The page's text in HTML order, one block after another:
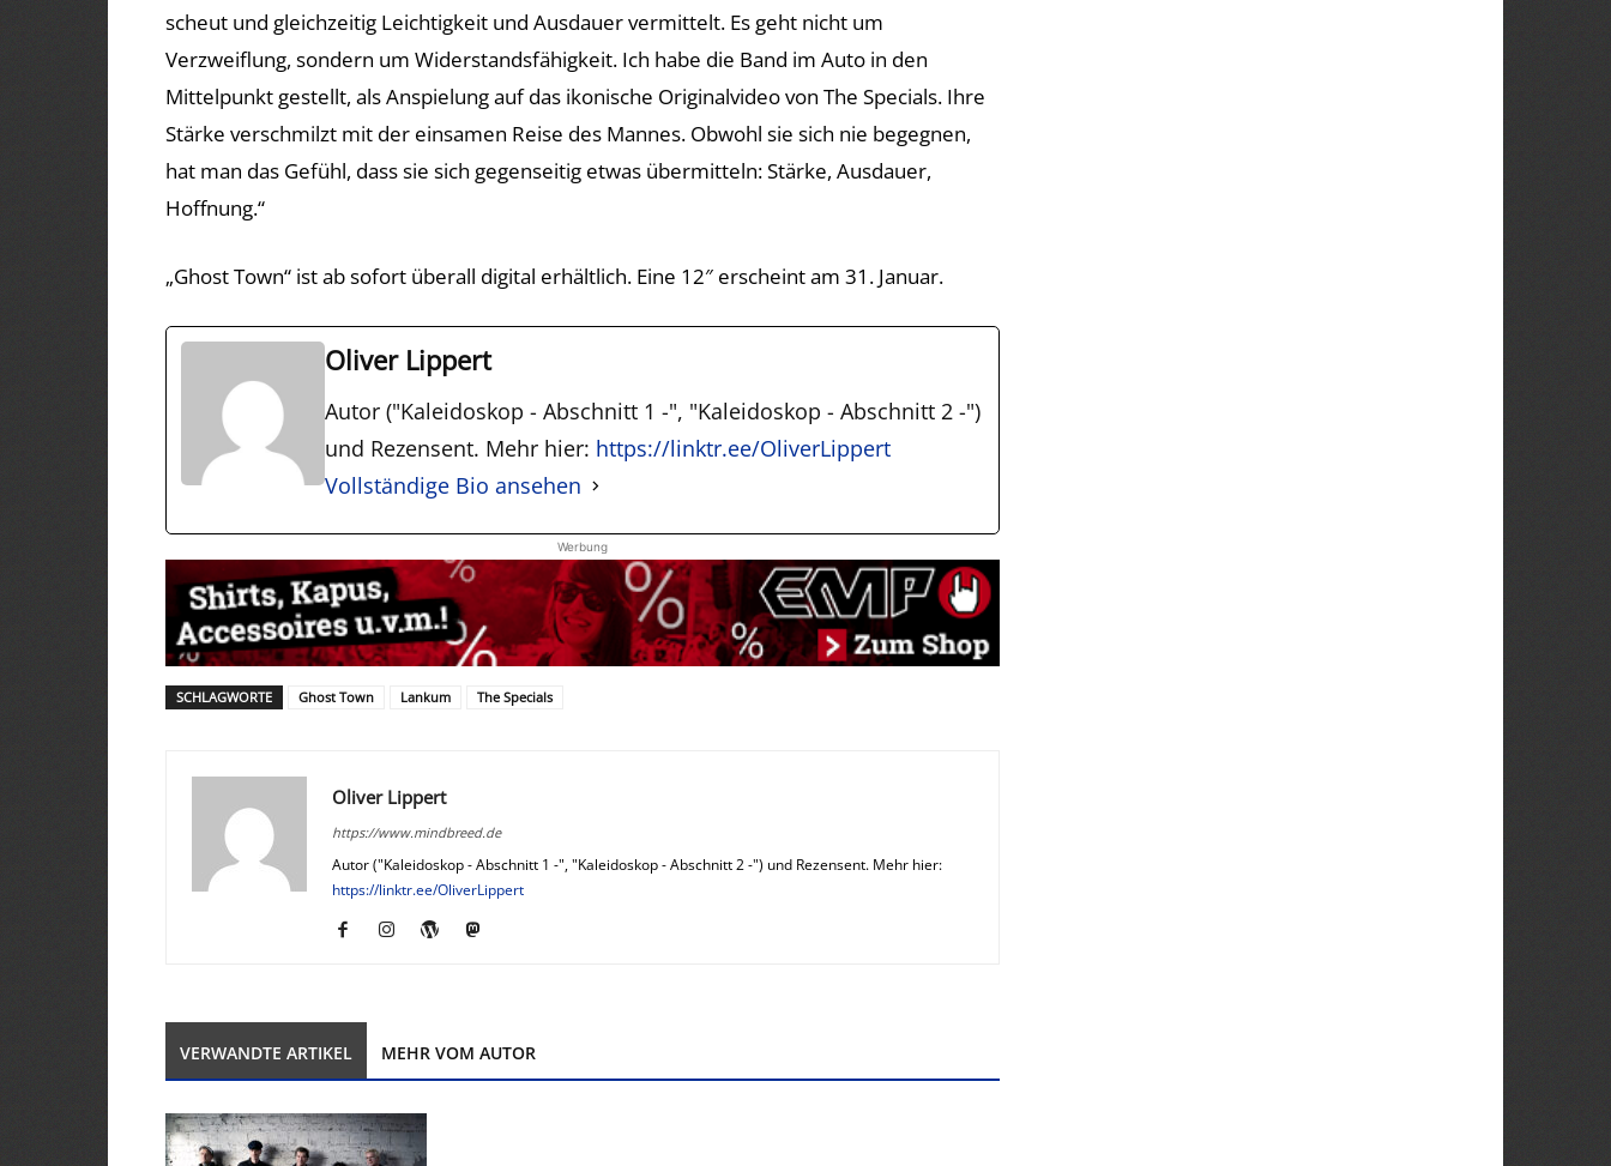
scheut und gleichzeitig Leichtigkeit und Ausdauer vermittelt. Es geht nicht um
Verzweiflung, sondern um Widerstandsfähigkeit. Ich habe die Band im Auto in den
Mittelpunkt gestellt, als Anspielung auf das ikonische Originalvideo von The Specials. Ihre
Stärke verschmilzt mit der einsamen Reise des Mannes. Obwohl sie sich nie begegnen,
hat man das Gefühl, dass sie sich gegenseitig etwas übermitteln: Stärke, Ausdauer,
Hoffnung.“
„Ghost Town“ ist ab sofort überall digital erhältlich. Eine 12″ erscheint am 31. Januar.
Oliver Lippert
Autor ("Kaleidoskop - Abschnitt 1 -", "Kaleidoskop - Abschnitt 2 -")
und Rezensent. Mehr hier: https://linktr.ee/OliverLippert
Vollständige Bio ansehen
Werbung
SCHLAGWORTE Ghost Town Lankum The Specials
Oliver Lippert
https://www.mindbreed.de
Autor ("Kaleidoskop - Abschnitt 1 -", "Kaleidoskop - Abschnitt 2 -") und Rezensent. Mehr hier:
https://linktr.ee/OliverLippert
VERWANDTE ARTIKEL MEHR VOM AUTOR